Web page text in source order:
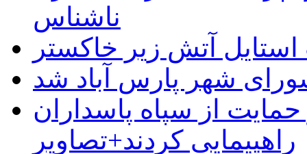
ناشناس
آتش زیر خاکستر
شهر پارس آباد شد
از سپاه پاسداران
راهپیمایی کردند+تصاویر